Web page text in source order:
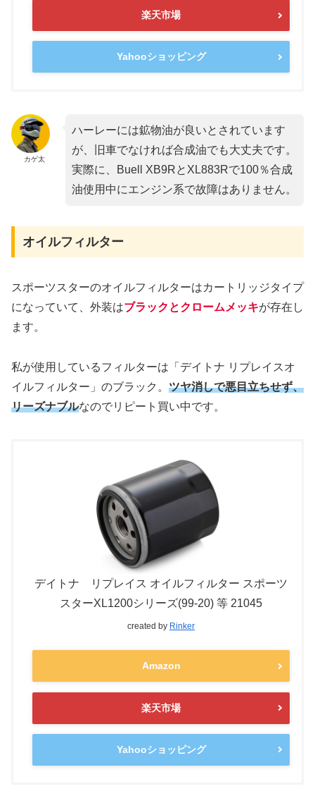
楽天市場
Yahooショッピング
カゲ太
ハーレーには鉱物油が良いとされています
が、旧車でなければ合成油でも大丈夫です。
実際に、Buell XB9RとXL883Rで100％合成
油使用中にエンジン系で故障はありません。
オイルフィルター
スポーツスターのオイルフィルターはカートリッジタイプ
になっていて、外装はブラックとクロームメッキが存在し
ます。
私が使用しているフィルターは「デイトナ リプレイスオ
イルフィルター」のブラック。 ツヤ消しで悪目立ちせず、
リーズナブルなのでリピート買い中です。
デイトナ リプレイス オイルフィルター スポーツ
スターXL1200シリーズ(99-20) 等 21045
created by Rinker
Amazon
楽天市場
Yahooショッピング